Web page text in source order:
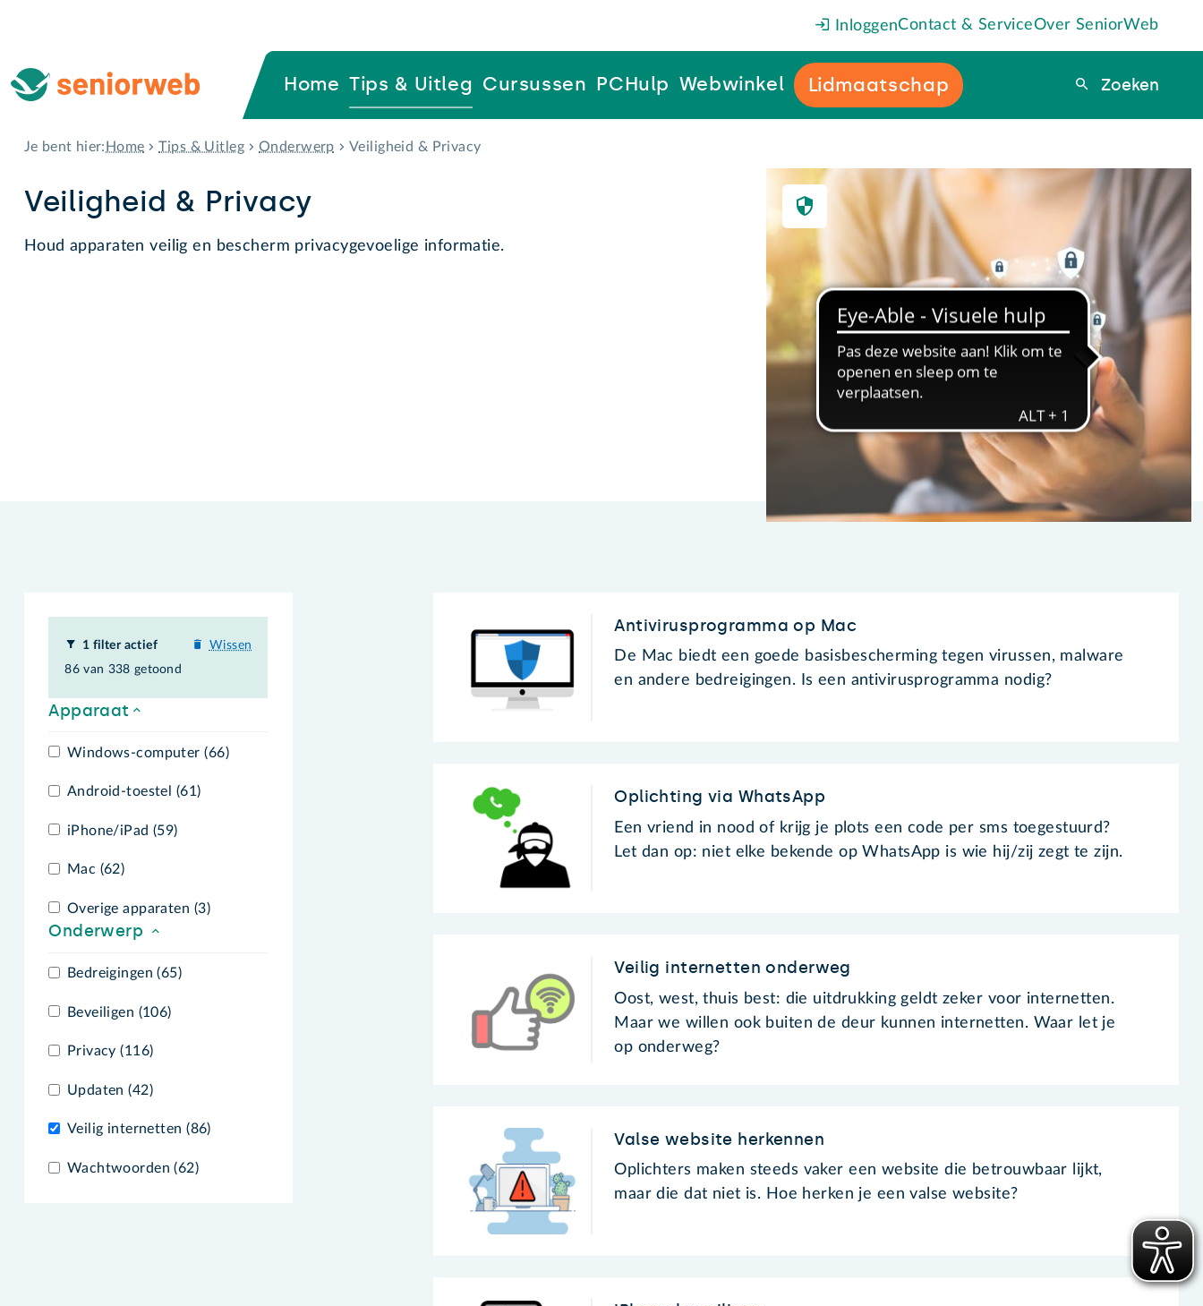
InloggenContact & ServiceOver SeniorWeb
Home Tips & Uitleg Cursussen PCHulp Webwinkel Lidmaatschap Zoeken
Zoeken
Je bent hier: Home Tips & Uitleg Onderwerp Veiligheid & Privacy
Veiligheid & Privacy
Houd apparaten veilig en bescherm privacygevoelige informatie.
1 filter actief
86 van 338 getoond
Wissen
Apparaat
Windows-computer (66)
Android-toestel (61)
iPhone/iPad (59)
Mac (62)
Overige apparaten (3)
Onderwerp
Bedreigingen (65)
Beveiligen (106)
Privacy (116)
Updaten (42)
Veilig internetten (86)
Wachtwoorden (62)
Antivirusprogramma op Mac
De Mac biedt een goede basisbescherming tegen virussen, malware
en andere bedreigingen. Is een antivirusprogramma nodig?
Oplichting via WhatsApp
Een vriend in nood of krijg je plots een code per sms toegestuurd?
Let dan op: niet elke bekende op WhatsApp is wie hij/zij zegt te zijn.
Veilig internetten onderweg
Oost, west, thuis best: die uitdrukking geldt zeker voor internetten.
Maar we willen ook buiten de deur kunnen internetten. Waar let je
op onderweg?
Valse website herkennen
Oplichters maken steeds vaker een website die betrouwbaar lijkt,
maar die dat niet is. Hoe herken je een valse website?